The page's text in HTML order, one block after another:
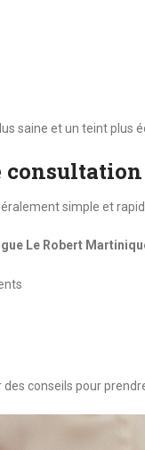
saine et un teint plus
consultation
simple et
Le Robert
conseils pour